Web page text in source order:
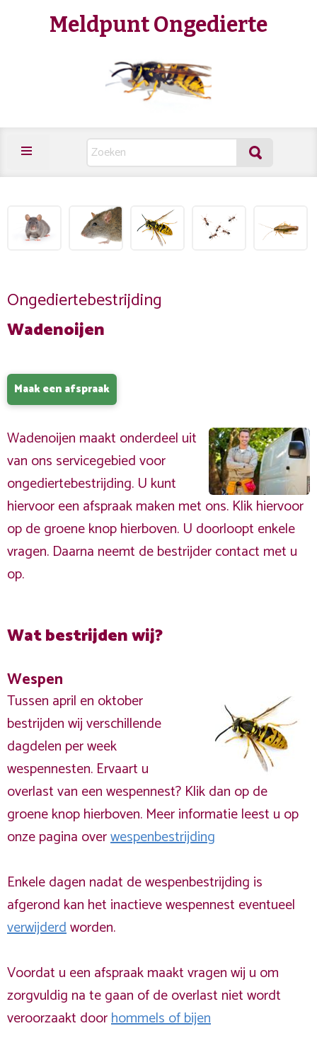
Meldpunt Ongedierte
Ongediertebestrijding
Wadenoijen
Maak een afspraak
Wadenoijen maakt onderdeel uit
van ons servicegebied voor
ongediertebestrijding. U kunt
hiervoor een afspraak maken met ons. Klik hiervoor
op de groene knop hierboven. U doorloopt enkele
vragen. Daarna neemt de bestrijder contact met u
op.
Wat bestrijden wij?
Wespen
Tussen april en oktober
bestrijden wij verschillende
dagdelen per week
wespennesten. Ervaart u
overlast van een wespennest? Klik dan op de
groene knop hierboven. Meer informatie leest u op
onze pagina overwespenbestrijding
Enkele dagen nadat de wespenbestrijding is
afgerond kan het inactieve wespennest eventueel
verwijderdworden.
Voordat u een afspraak maakt vragen wij u om
zorgvuldig na te gaan of de overlast niet wordt
veroorzaakt doorhommels of bijen